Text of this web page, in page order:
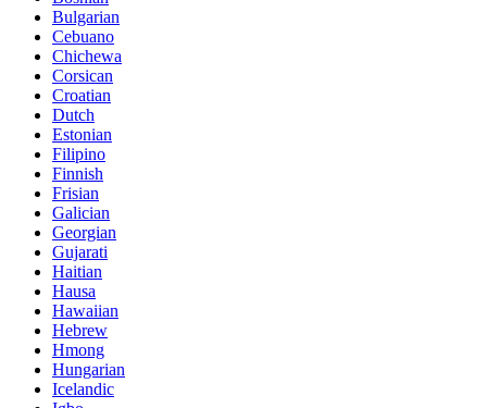
Bulgarian
Cebuano
Chichewa
Corsican
Croatian
Dutch
Estonian
Filipino
Finnish
Frisian
Galician
Georgian
Gujarati
Haitian
Hausa
Hawaiian
Hebrew
Hmong
Hungarian
Icelandic